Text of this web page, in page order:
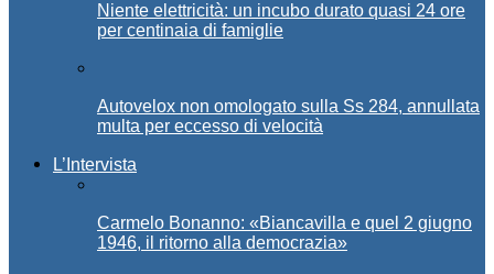
Niente elettricità: un incubo durato quasi 24 ore
per centinaia di famiglie
Autovelox non omologato sulla Ss 284, annullata
multa per eccesso di velocità
L’Intervista
Carmelo Bonanno: «Biancavilla e quel 2 giugno
1946, il ritorno alla democrazia»